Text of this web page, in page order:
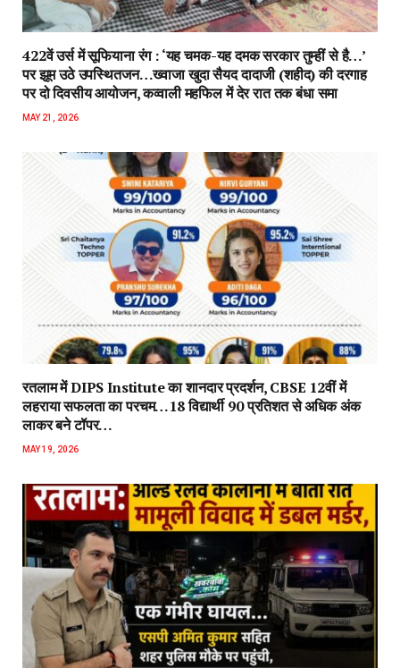
422वें उर्स में सूफियाना रंग : ‘यह चमक-यह दमक सरकार तुम्हीं से है…’
पर झूम उठे उपस्थितजन…ख्वाजा खुदा सैयद दादाजी (शहीद) की दरगाह
पर दो दिवसीय आयोजन, कव्वाली महफिल में देर रात तक बंधा समा
MAY 21, 2026
रतलाम में DIPS Institute का शानदार प्रदर्शन, CBSE 12वीं में
लहराया सफलता का परचम…18 विद्यार्थी 90 प्रतिशत से अधिक अंक
लाकर बने टॉपर…
MAY 19, 2026